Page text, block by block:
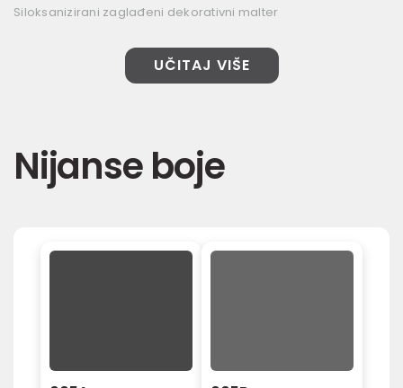
Siloksanizirani zaglađeni dekorativni malter
UČITAJ VIŠE
Nijanse boje